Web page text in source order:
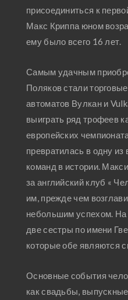
присоединиться к
Макс Криппа юном
ему было всего 16 лет.
Самым удачным
Поляков стали
автоматов Вулкан и
выиграть ряд трофеев
европейских
превратилась в одну
команд в истории.
за английский клуб «
им, прежде чем
небольшим успехом. На
две сестры по имени
которые обе являются
Основные события
как свадьбы,